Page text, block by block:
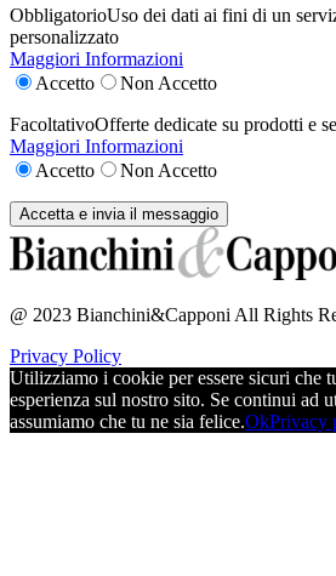
ObbligatorioUso dei dati ai fini di un
personalizzato
Maggiori Informazioni
Accetto
Non Accetto
FacoltativoOfferte dedicate su prodotti e
Maggiori Informazioni
Accetto
Non Accetto
@ 2023 Bianchini&Capponi All Rights
Privacy Policy
Utilizziamo i cookie per essere sicuri che
esperienza sul nostro sito. Se continui ad
assumiamo che tu ne sia felice.OkPrivacy